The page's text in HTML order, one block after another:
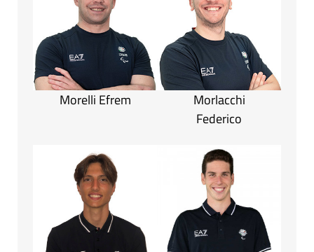
Morelli Efrem
Morlacchi
Federico